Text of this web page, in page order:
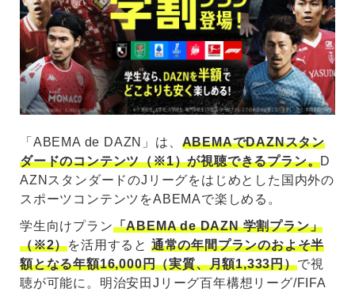
「ABEMA de DAZN」は、 ABEMAでDAZNスタン
ダードのコンテンツ（※1）が視聴できるプラン。D
AZNスタンダードのJリーグをはじめとした国内外の
スポーツコンテンツをABEMAで楽しめる。
学生向けプラン「ABEMA de DAZN 学割プラン」
（※2）を活用すると 通常の年間プランのおよそ半
額となる年額16,000円（実質、月額1,333円）で視
聴が可能に。明治安田Jリーグ百年構想リーグ/FIFA